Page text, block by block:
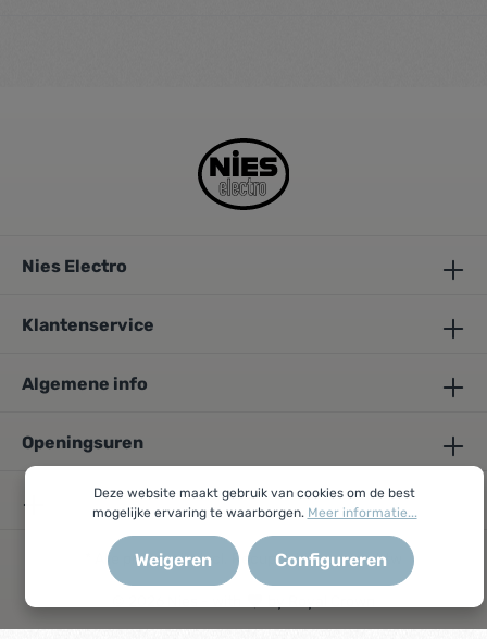
Nies Electro
Klantenservice
Algemene info
Openingsuren
* Alle prijzen zijn incl. Recupel-bijdrage en btw
Deze website maakt gebruik van cookies om de best
mogelijke ervaring te waarborgen. Meer informatie...
Weigeren Configureren